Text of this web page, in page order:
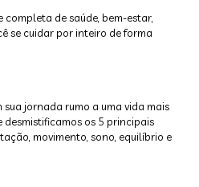
completa de saúde, bem-estar,
se cuidar por inteiro de forma
sua jornada rumo a uma vida mais
desmistificamos os 5 principais
movimento, sono, equilíbrio e